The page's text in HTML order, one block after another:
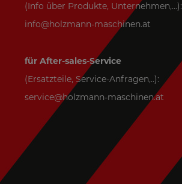
(Info über Produkte, Unternehmen,...):
info@holzmann-maschinen.at
für After-sales-Service
(Ersatzteile, Service-Anfragen,..):
service@holzmann-maschinen.at